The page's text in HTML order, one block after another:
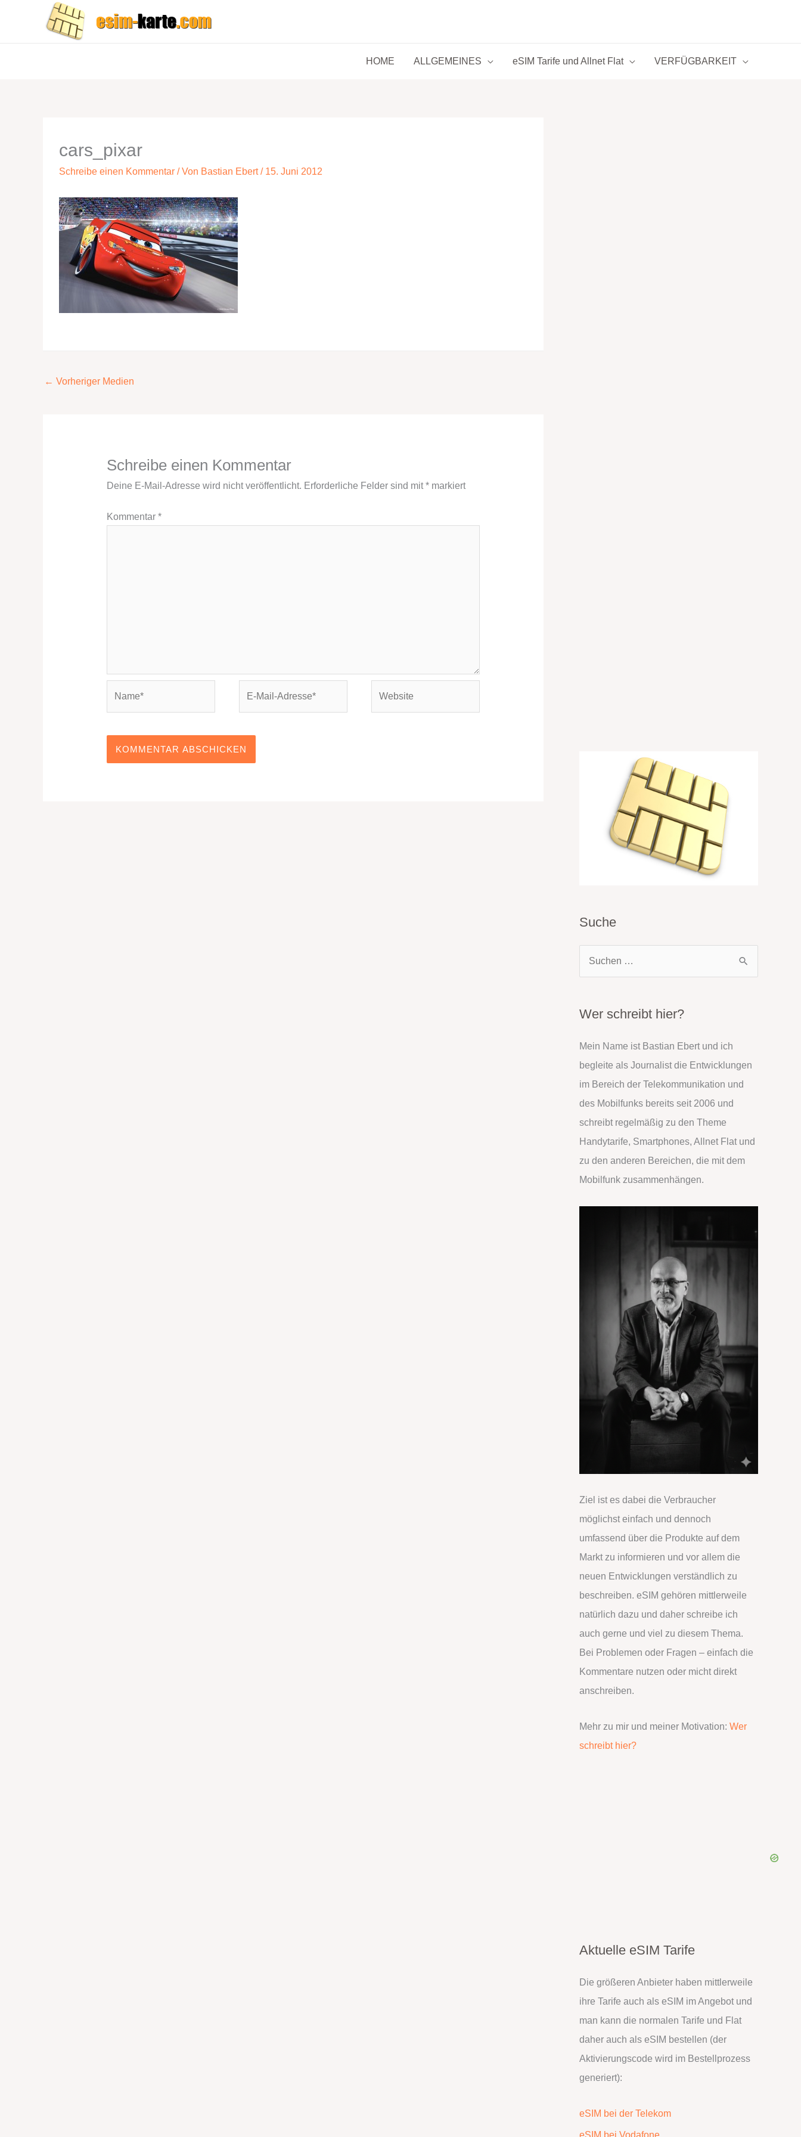
HOME
ALLGEMEINES eSIM Tarife und Allnet Flat VERFÜGBARKEIT
cars_pixar
Schreibe einen Kommentar / Von Bastian Ebert/ 15. Juni 2012
← Vorheriger Medien
Schreibe einen Kommentar
Deine E-Mail-Adresse wird nicht veröffentlicht. Erforderliche Felder sind mit*markiert
Kommentar *
Suche
h
n
n
a
c
h
:
Wer schreibt hier?
Mein Name ist Bastian Ebert und ich
begleite als Journalist die Entwicklungen
im Bereich der Telekommunikation und
des Mobilfunks bereits seit 2006 und
schreibt regelmäßig zu den Theme
Handytarife, Smartphones, Allnet Flat und
zu den anderen Bereichen, die mit dem
Mobilfunk zusammenhängen.
Ziel ist es dabei die Verbraucher
möglichst einfach und dennoch
umfassend über die Produkte auf dem
Markt zu informieren und vor allem die
neuen Entwicklungen verständlich zu
beschreiben. eSIM gehören mittlerweile
natürlich dazu und daher schreibe ich
auch gerne und viel zu diesem Thema.
Bei Problemen oder Fragen – einfach die
Kommentare nutzen oder micht direkt
anschreiben.
Mehr zu mir und meiner Motivation: Wer
schreibt hier?
Aktuelle eSIM Tarife
Die größeren Anbieter haben mittlerweile
ihre Tarife auch als eSIM im Angebot und
man kann die normalen Tarife und Flat
daher auch als eSIM bestellen (der
Aktivierungscode wird im Bestellprozess
generiert):
eSIM bei der Telekom